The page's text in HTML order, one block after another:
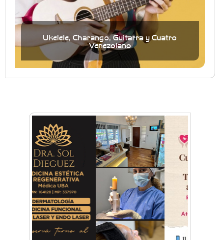
Ukelele, Charango, Guitarra y Cuatro
Venezolano